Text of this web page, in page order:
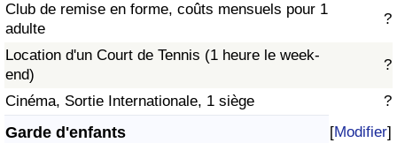
Club de remise en forme, coûts mensuels pour 1
adulte
?
Location d'un Court de Tennis (1 heure le week-
end)
?
Cinéma, Sortie Internationale, 1 siège ?
Garde d'enfants [Modifier]